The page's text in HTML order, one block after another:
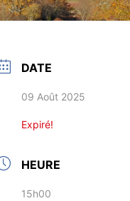
DATE
09 Août 2025
Expiré!
HEURE
15h00